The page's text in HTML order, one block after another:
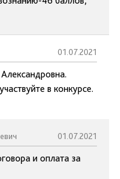
01.07.2021
в конкурсе.
01.07.2021
и оплата за